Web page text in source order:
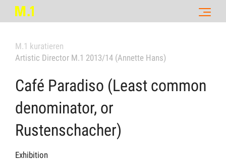
M.1 kuratieren
Artistic Director M.1 2013/14 (Annette Hans)
Café Paradiso (Least common
denominator, or
Rustenschacher)
Exhibition